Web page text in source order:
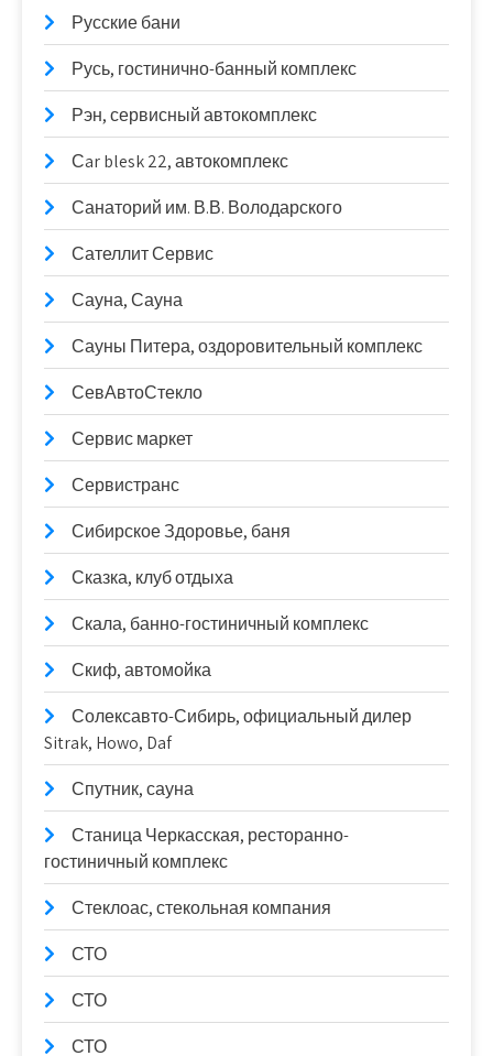
Русские бани
Русь, гостинично-банный комплекс
Рэн, сервисный автокомплекс
Сar blesk 22, автокомплекс
Санаторий им. В.В. Володарского
Сателлит Сервис
Сауна, Сауна
Сауны Питера, оздоровительный комплекс
СевАвтоСтекло
Сервис маркет
Сервистранс
Сибирское Здоровье, баня
Сказка, клуб отдыха
Скала, банно-гостиничный комплекс
Скиф, автомойка
Солексавто-Сибирь, официальный дилер
Sitrak, Howo, Daf
Спутник, сауна
Станица Черкасская, ресторанно-
гостиничный комплекс
Стеклоас, стекольная компания
СТО
СТО
СТО